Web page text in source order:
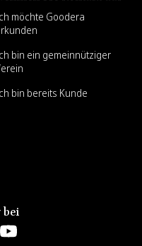
möchte Goodera
bin ein gemeinnütziger
bin bereits Kunde
bei